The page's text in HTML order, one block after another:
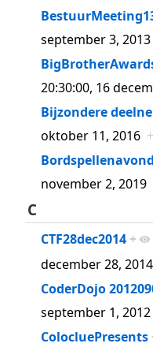
september 3, 2013
20:30:00, 16
Bijzondere
oktober 11, 2016 +
Bordspellenavond
november 2, 2019
C
CTF28dec2014 +
december 28, 2014
CoderDojo
september 1, 2012
ColocluePresents